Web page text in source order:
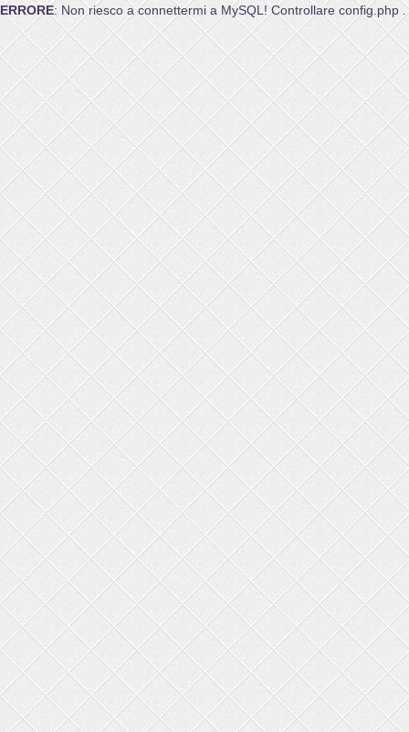
ERRORE: Non riesco a connettermi a MySQL! Controllare config.php .